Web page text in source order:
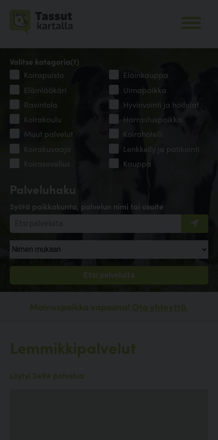
Palveluhaku
Syötä paikkakunta, palvelun nimi tai osoite
Valitse kategoria(t)
Koirapuisto
Eläinkauppa
Eläinlääkäri
Uimapaikka
Ravintola
Hyvinvointi ja hoitolat
Koirakoulu
Harrastuspaikka
Muut palvelut
Koirahotelli
Koirakuvaaja
Lenkkeily ja patikointi
Koirasovellus
Kauppa
Mainospaikka vapaana! Ota yhteyttä.
Lemmikkipalvelut
Löytyi 2494 palvelua